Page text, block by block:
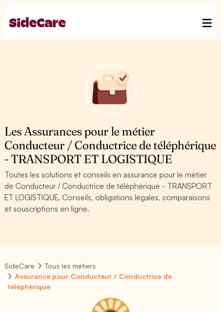
Les Assurances pour le métier
Conducteur / Conductrice de téléphérique
- TRANSPORT ET LOGISTIQUE
Toutes les solutions et conseils en assurance pour le métier
de Conducteur / Conductrice de téléphérique - TRANSPORT
ET LOGISTIQUE. Conseils, obligations légales, comparaisons
et souscriptions en ligne.
SideCare
Tous les métiers
Assurance pour Conducteur / Conductrice de
téléphérique